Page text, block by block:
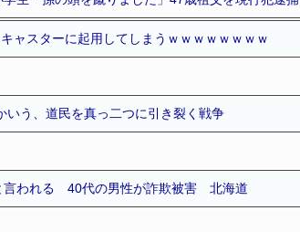
ャスターに起用してしまうｗｗｗｗｗｗｗｗ
いう、道民を真っ二つに引き裂く戦争
言われる 40代の男性が詐欺被害 北海道